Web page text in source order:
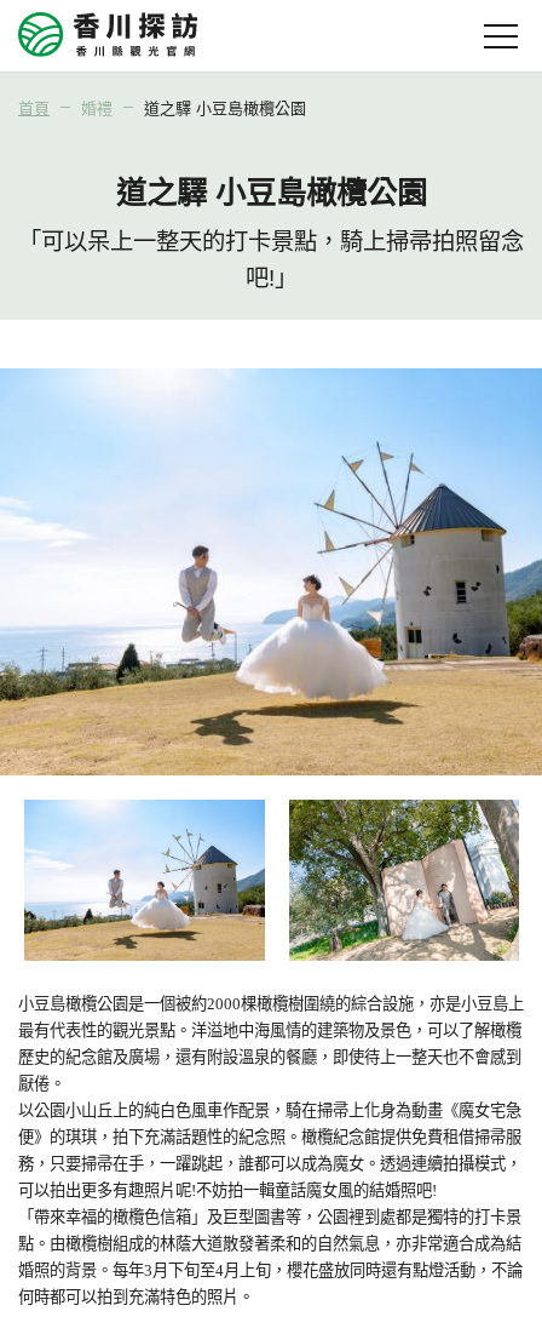
首頁 婚禮 道之驛 小豆島橄欖公園
道之驛 小豆島橄欖公園
「可以呆上一整天的打卡景點，騎上掃帚拍照留念
吧!」
小豆島橄欖公園是一個被約2000棵橄欖樹圍繞的綜合設施，亦是小豆島上
最有代表性的觀光景點。洋溢地中海風情的建築物及景色，可以了解橄欖
歷史的紀念館及廣場，還有附設溫泉的餐廳，即使待上一整天也不會感到
厭倦。
以公園小山丘上的純白色風車作配景，騎在掃帚上化身為動畫《魔女宅急
便》的琪琪，拍下充滿話題性的紀念照。橄欖紀念館提供免費租借掃帚服
務，只要掃帚在手，一躍跳起，誰都可以成為魔女。透過連續拍攝模式，
可以拍出更多有趣照片呢!不妨拍一輯童話魔女風的結婚照吧!
「帶來幸福的橄欖色信箱」及巨型圖書等，公園裡到處都是獨特的打卡景
點。由橄欖樹組成的林蔭大道散發著柔和的自然氣息，亦非常適合成為結
婚照的背景。每年3 月下旬至4月上旬，櫻花盛放同時還有點燈活動，不論
何時都可以拍到充滿特色的照片。